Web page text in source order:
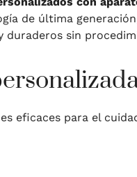
de última
duraderos sin
eficaces para el